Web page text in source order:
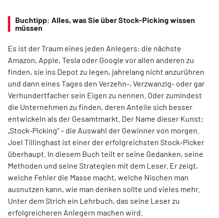
Buchtipp: Alles, was Sie über Stock-Picking wissen
müssen
Es ist der Traum eines jeden Anlegers: die nächste
Amazon, Apple, Tesla oder Google vor allen anderen zu
finden, sie ins Depot zu legen, jahrelang nicht anzurühren
und dann eines Tages den Verzehn-, Verzwanzig- oder gar
Verhundertfacher sein Eigen zu nennen. Oder zumindest
die Unternehmen zu finden, deren Anteile sich besser
entwickeln als der Gesamtmarkt. Der Name dieser Kunst:
„Stock-Picking“ – die Auswahl der Gewinner von morgen.
Joel Tillinghast ist einer der erfolgreichsten Stock-Picker
überhaupt. In diesem Buch teilt er seine Gedanken, seine
Methoden und seine Strategien mit dem Leser. Er zeigt,
welche Fehler die Masse macht, welche Nischen man
ausnutzen kann, wie man denken sollte und vieles mehr.
Unter dem Strich ein Lehrbuch, das seine Leser zu
erfolgreicheren Anlegern machen wird.